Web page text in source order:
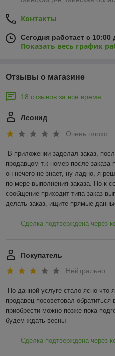
Контакты
Сегодня работает с 10:00
Показать весь график
Отзывы о магазине
18 отзывов за всё время
Леонид
Очень плохо
В приложении заделал заказ,
продавцом т.к номер после заказа
он нечего не знает, ну ладно, я
по мере выполнения заказа. Но к
сообщение приходит типа заказ
делать заказ, ищите прямые
Сделка подтверждена через
Покупатель
Нейтрально
По данной услуге стало ясно что
продавец посоветовал
приобрести можно позже пока
будем ждать весны
Сделка подтверждена через